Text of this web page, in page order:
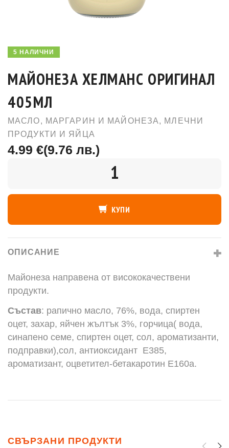
5 НАЛИЧНИ
МАЙОНЕЗА ХЕЛМАНС ОРИГИНАЛ
405МЛ
МАСЛО, МАРГАРИН И МАЙОНЕЗА, МЛЕЧНИ
ПРОДУКТИ И ЯЙЦА
4.99 €(9.76 лв.)
КУПИ
ОПИСАНИЕ
Майонеза направена от висококачествени
продукти.
Състав: рапично масло, 76%, вода, спиртен
оцет, захар, яйчен жълтък 3%, горчица( вода,
синапено семе, спиртен оцет, сол, ароматизанти,
подправки),сол, антиоксидант Е385,
ароматизант, оцветител-бетакаротин Е160а.
СВЪРЗАНИ ПРОДУКТИ